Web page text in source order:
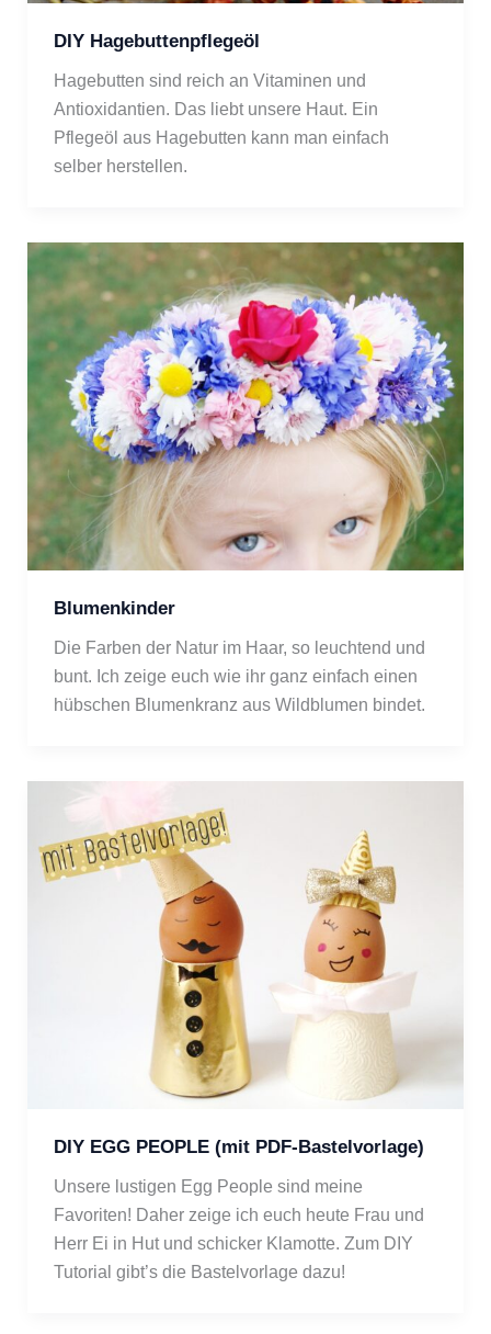
DIY Hagebuttenpflegeöl
Hagebutten sind reich an Vitaminen und
Antioxidantien. Das liebt unsere Haut. Ein
Pflegeöl aus Hagebutten kann man einfach
selber herstellen.
Blumenkinder
Die Farben der Natur im Haar, so leuchtend und
bunt. Ich zeige euch wie ihr ganz einfach einen
hübschen Blumenkranz aus Wildblumen bindet.
DIY EGG PEOPLE (mit PDF-Bastelvorlage)
Unsere lustigen Egg People sind meine
Favoriten! Daher zeige ich euch heute Frau und
Herr Ei in Hut und schicker Klamotte. Zum DIY
Tutorial gibt’s die Bastelvorlage dazu!